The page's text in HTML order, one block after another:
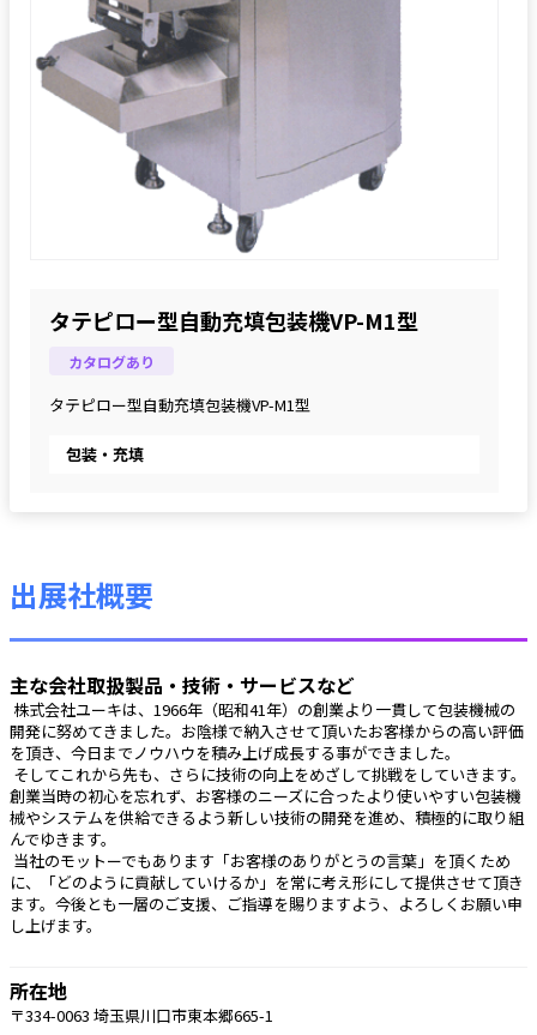
タテピロー型自動充填包装機VP-M1型
カタログあり
タテピロー型自動充填包装機VP-M1型
包装・充填
出展社概要
主な会社取扱製品・技術・サービスなど
開発に努めてきました。お陰様で納入させて頂いたお客様からの高い評価
を頂き、今日までノウハウを積み上げ成長する事ができました。
創業当時の初心を忘れず、お客様のニーズに合ったより使いやすい包装機
械やシステムを供給できるよう新しい技術の開発を進め、積極的に取り組
んでゆきます。
に、「どのように貢献していけるか」を常に考え形にして提供させて頂き
ます。今後とも一層のご支援、ご指導を賜りますよう、よろしくお願い申
し上げます。
所在地
〒334-0063 埼玉県川口市東本郷665-1